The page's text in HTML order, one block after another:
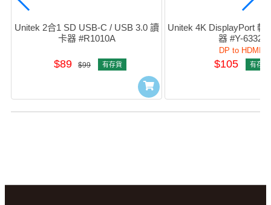
Unitek 2合1 SD USB-C / USB 3.0 讀
卡器 #R1010A
$89 $99 有存貨
Unitek 4K DisplayPort 轉
器 #Y-6332
DP to HDMI
$105 有存貨